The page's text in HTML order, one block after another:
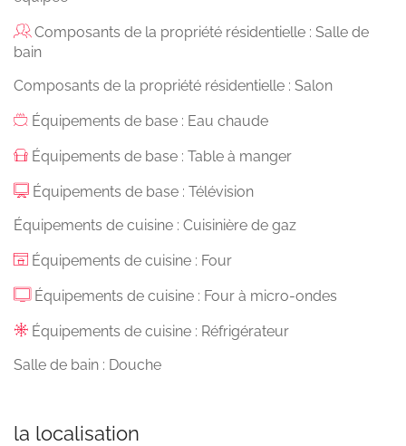
Composants de la propriété résidentielle : Salle de
bain
Composants de la propriété résidentielle : Salon
Équipements de base : Eau chaude
Équipements de base : Table à manger
Équipements de base : Télévision
Équipements de cuisine : Cuisinière de gaz
Équipements de cuisine : Four
Équipements de cuisine : Four à micro-ondes
Équipements de cuisine : Réfrigérateur
Salle de bain : Douche
la localisation